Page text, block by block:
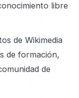
libre
de Wikimedia
de formación,
de